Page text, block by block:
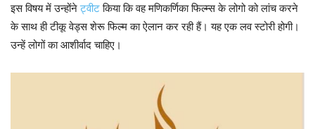
इस विषय में उन्होंनेट्वीटकिया कि वह मणिकर्णिका फिल्म्स के लोगो को लांच करने
के साथ ही टीकू वेड्स शेरू फिल्म का ऐलान कर रही हैं। यह एक लव स्टोरी होगी।
उन्हें लोगों का आशीर्वाद चाहिए।